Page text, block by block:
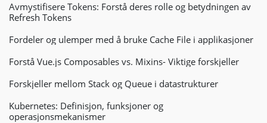
Avmystifisere Tokens: Forstå deres rolle og betydningen av
Refresh Tokens
Fordeler og ulemper med å bruke Cache File i applikasjoner
Forstå Vue.js Composables vs. Mixins- Viktige forskjeller
Forskjeller mellom Stack og Queue i datastrukturer
Kubernetes: Definisjon, funksjoner og
operasjonsmekanismer